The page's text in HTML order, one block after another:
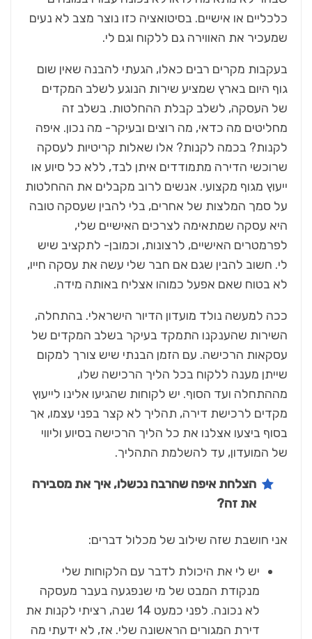
כלכליים או אישיים. בסיטואציה כזו נוצר מצב לא נעים
שמעכיר את האווירה גם ללקוח וגם לי.
בעקבות מקרים רבים כאלו, הגעתי להבנה שאין שום
גוף היום בארץ שמציע שירות הנוגע לשלב המקדים
של העסקה, לשלב קבלת ההחלטות. בשלב זה
מחליטים מה כדאי, מה רוצים ובעיקר- מה נכון. איפה
לקנות? בכמה לקנות? אלו שאלות קריטיות לעסקה
שרוכשי הדירה מתמודדים איתן לבד, ללא כל סיוע או
ייעוץ מגוף מקצועי. אנשים לרוב מקבלים את ההחלטות
על סמך המלצות של אחרים, בלי להבין שעסקה טובה
היא עסקה שמתאימה לצרכים האישיים שלי,
לפרמטרים האישיים, לרצונות, וכמובן- לתקציב שיש
לי. חשוב להבין שגם אם חבר שלי עשה את עסקה חייו,
לא בטוח שאם אפעל כמוהו אצליח באותה מידה.
ככה למעשה נולד מועדון הדיור הישראלי. בהתחלה,
השירות שהענקנו התמקד בעיקר בשלב המקדים של
עסקאות הרכישה. עם הזמן הבנתי שיש צורך למקום
שייתן מענה ללקוח בכל הליך הרכישה שלו,
מההתחלה ועד הסוף. יש לקוחות שהגיעו אלינו לייעוץ
מקדים לרכישת דירה, תהליך לא קצר בפני עצמו, אך
בסוף ביצעו אצלנו את כל הליך הרכישה בסיוע וליווי
של המועדון, עד להשלמת התהליך.
הצלחת איפה שהרבה נכשלו, איך את מסבירה
את זה?
אני חושבת שזה שילוב של מכלול דברים:
יש לי את היכולת לדבר עם הלקוחות שלי
מנקודת המבט של מי שנפגעה בעבר מעסקה
לא נכונה. לפני כמעט 14 שנה, רציתי לקנות את
דירת המגורים הראשונה שלי. אז, לא ידעתי מה